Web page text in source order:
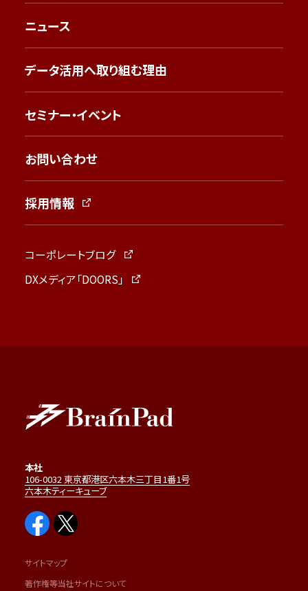
ニュース
データ活用へ取り組む理由
セミナー・イベント
お問い合わせ
採用情報
コーポレートブログ
DXメディア「DOORS」
本社
106-0032 東京都港区六本木三丁目1番1号
六本木ティーキューブ
サイトマップ
著作権等当社サイトについて